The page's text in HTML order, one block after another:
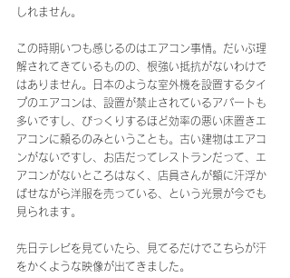
しれません。
この時期いつも感じるのはエアコン事情。だいぶ理
解されてきているものの、根強い抵抗がないわけで
はありません。日本のような室外機を設置するタイ
プのエアコンは、設置が禁止されているアパートも
多いですし、びっくりするほど効率の悪い床置きエ
アコンに頼るのみということも。古い建物はエアコ
ンがないですし、お店だってレストランだって、エ
アコンがないところはなく、店員さんが額に汗浮か
ばせながら洋服を売っている、という光景が今でも
見られます。
先日テレビを見ていたら、見てるだけでこちらが汗
をかくような映像が出てきました。